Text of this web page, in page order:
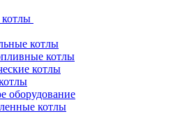
котлы
котлы
котлы
оборудование
котлы